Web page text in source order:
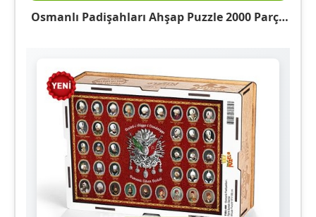
Osmanlı Padişahları Ahşap Puzzle 2000 Parça